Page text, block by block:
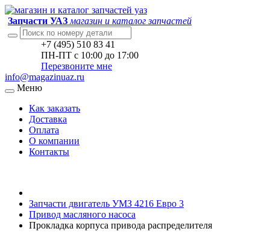
Запчасти УАЗ магазин и каталог запчастей
+7 (495) 510 83 41
ПН-ПТ с 10:00 до 17:00
Перезвоните мне
info@magazinuaz.ru
Меню
Как заказать
Доставка
Оплата
О компании
Контакты
Запчасти двигатель УМЗ 4216 Евро 3
Привод масляного насоса
Прокладка корпуса привода распределителя